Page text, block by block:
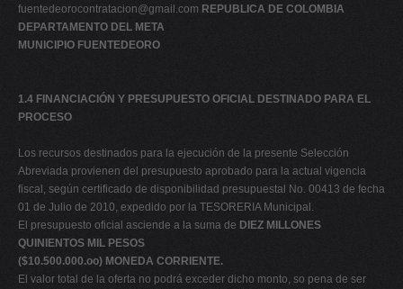
fuentedeorocontratacion@gmail.com REPUBLICA DE COLOMBIA
DEPARTAMENTO DEL META
MUNICIPIO FUENTEDEORO
1.4 FINANCIACIÓN Y PRESUPUESTO OFICIAL DESTINADO PARA EL
PROCESO
Los recursos destinados para la ejecución de la presente Selección
Abreviada provienen del presupuesto aprobado para la actual vigencia
fiscal, según certificado de disponibilidad presupuestal No. 00413 de fecha
01 de Julio de 2010, expedido por la TESORERIA Municipal.
El presupuesto oficial asciende a la suma de DIEZ MILLONES
QUINIENTOS MIL PESOS
($10.500.000.oo) MONEDA CORRIENTE.
El valor total de la oferta no podrá exceder dicho monto, so pena de ser